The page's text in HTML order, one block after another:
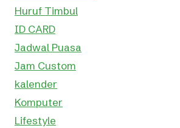
Huruf Timbul
ID CARD
Jadwal Puasa
Jam Custom
kalender
Komputer
Lifestyle